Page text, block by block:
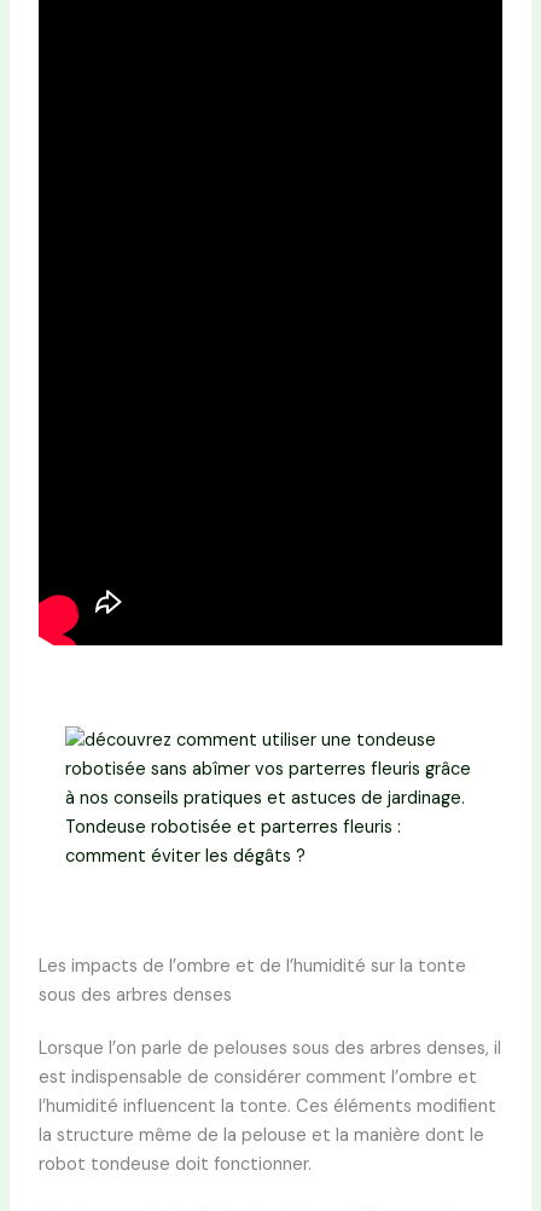
Tondeuse robotisée et parterres fleuris :
comment éviter les dégâts ?
Les impacts de l’ombre et de l’humidité sur la tonte
sous des arbres denses
Lorsque l’on parle de pelouses sous des arbres denses, il
est indispensable de considérer comment l’ombre et
l’humidité influencent la tonte. Ces éléments modifient
la structure même de la pelouse et la manière dont le
robot tondeuse doit fonctionner.